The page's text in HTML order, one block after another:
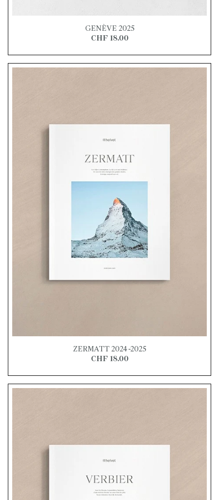
GENÈVE 2025
CHF 18.00
ZERMATT 2024-2025
CHF 18.00